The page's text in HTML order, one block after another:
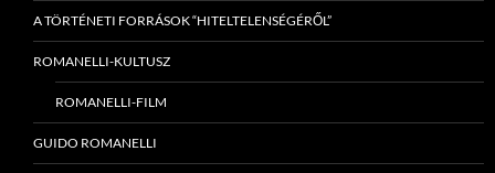
A TÖRTÉNETI FORRÁSOK “HITELTELENSÉGÉRŐL”
ROMANELLI-KULTUSZ
ROMANELLI-FILM
GUIDO ROMANELLI